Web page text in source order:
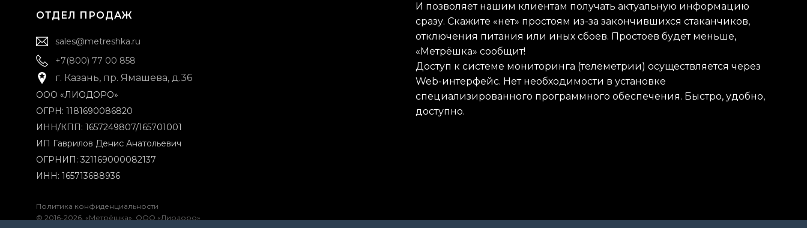
ОТДЕЛ ПРОДАЖ
sales@metreshka.ru
+7(800) 77 00 858
г. Казань, пр. Ямашева, д.36
ООО «ЛИОДОРО»
ОГРН: 1181690086820
ИНН/КПП: 1657249807/165701001
ИП Гаврилов Денис Анатольевич
ОГРНИП: 321169000082137
ИНН: 165713688936
Политика конфиденциальности
© 2016-2026, «Метрёшка», ООО «Лиодоро»
И позволяет нашим клиентам получать актуальную информацию
сразу. Скажите «нет» простоям из-за закончившихся стаканчиков,
отключения питания или иных сбоев. Простоев будет меньше,
«Метрёшка» сообщит!
Доступ к системе мониторинга (телеметрии) осуществляется через
Web-интерфейс. Нет необходимости в установке
специализированного программного обеспечения. Быстро, удобно,
доступно.